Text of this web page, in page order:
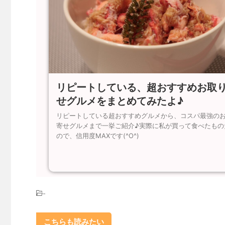
リピートしている、超おすすめお取
せグルメをまとめてみたよ♪
リピートしている超おすすめグルメから、コスパ最強の
寄せグルメまで一挙ご紹介♪実際に私が買って食べたも
ので、信用度MAXです(^O^)
-
こちらも読みたい